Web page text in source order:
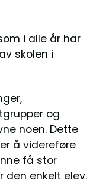
i alle år har
skolen i
og
noen. Dette
å videreføre
få stor
den enkelt elev.